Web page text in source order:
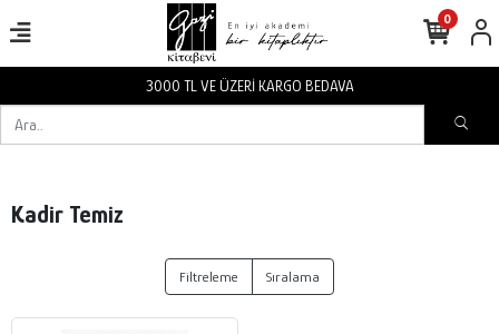
3000 TL VE ÜZERİ KARGO BEDAVA
0
Kadir Temiz
Filtreleme Sıralama